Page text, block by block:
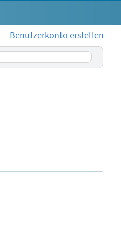
Benutzerkonto erstellen